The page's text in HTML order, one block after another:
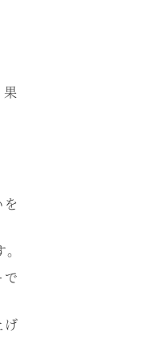
げ